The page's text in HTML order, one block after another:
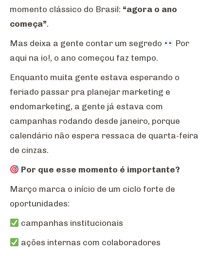
momento clássico do Brasil: “agora o ano
começa”.
Mas deixa a gente contar um segredo
Por
aqui na io!, o ano começou faz tempo.
Enquanto muita gente estava esperando o
feriado passar pra planejar marketing e
endomarketing, a gente já estava com
campanhas rodando desde janeiro, porque
calendário não espera ressaca de quarta-feira
de cinzas.
Por que esse momento é importante?
Março marca o início de um ciclo forte de
oportunidades:
campanhas institucionais
ações internas com colaboradores